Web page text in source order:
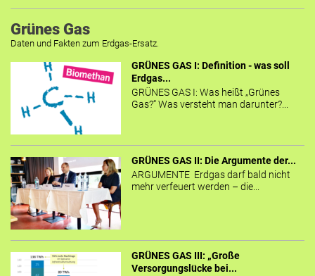
Grünes Gas
Daten und Fakten zum Erdgas-Ersatz.
GRÜNES GAS I: Definition - was soll
Erdgas...
GRÜNES GAS I: Was heißt „Grünes
Gas?“ Was versteht man darunter?...
GRÜNES GAS II: Die Argumente der...
ARGUMENTE Erdgas darf bald nicht
mehr verfeuert werden – die...
GRÜNES GAS III: „Große
Versorgungslücke bei...